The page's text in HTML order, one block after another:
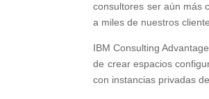
consultores ser aún más
a miles de nuestros
IBM Consulting
de crear espacios
con instancias privadas